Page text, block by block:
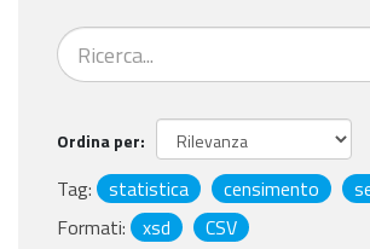
Ordina per
Tag: statistica censimento
Formati:
xsd
CSV